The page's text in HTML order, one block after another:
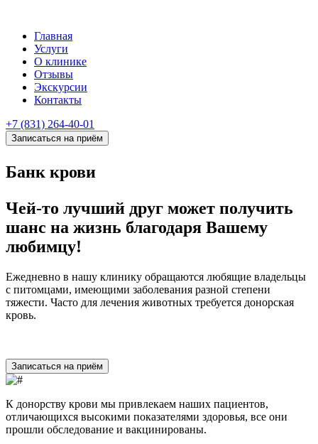
Главная
Услуги
О клинике
Отзывы
Экскурсии
Контакты
+7 (831) 264-40-01
Записаться на приём
Банк крови
Чей-то лучший друг может получить
шанс на жизнь благодаря Вашему
любимцу!
Ежедневно в нашу клинику обращаются любящие владельцы
с питомцами, имеющими заболевания разной степени
тяжести. Часто для лечения животных требуется донорская
кровь.
Записаться на приём
К донорству крови мы привлекаем наших пациентов,
отличающихся высокими показателями здоровья, все они
прошли обследование и вакцинированы.